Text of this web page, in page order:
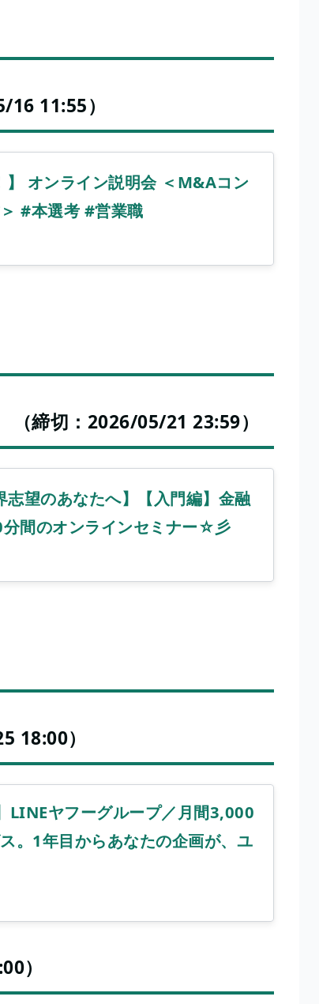
11:55）
】 オンライン説明会 ＜M&Aコン
#本選考 #営業職
締切：2026/05/21 23:59）
志望のあなたへ】【入門編】金融
間のオンラインセミナー☆彡
18:00）
LINEヤフーグループ／月間3,000
。1年目からあなたの企画が、ユ
）